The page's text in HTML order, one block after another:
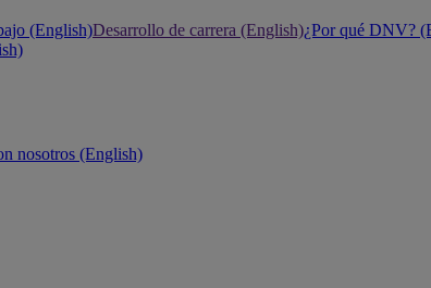
(English)Desarrollo de carrera (English)¿Por qué DNV?
nosotros (English)